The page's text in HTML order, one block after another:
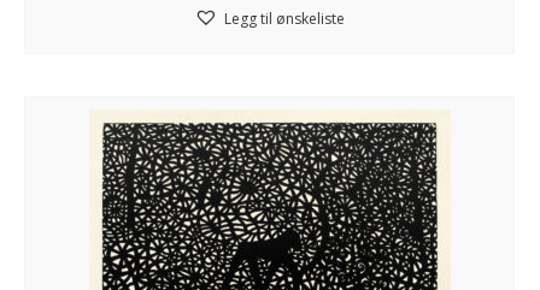
Legg til ønskeliste